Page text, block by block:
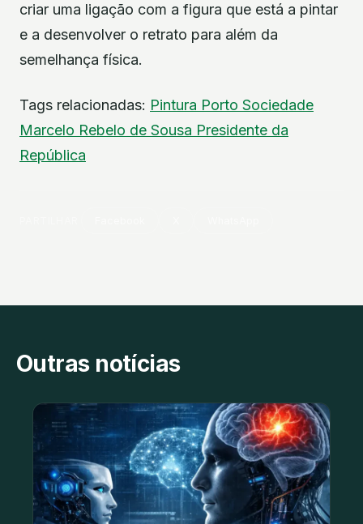
criar uma ligação com a figura que está a pintar
e a desenvolver o retrato para além da
semelhança física.
Tags relacionadas: Pintura Porto Sociedade
Marcelo Rebelo de Sousa Presidente da
República
Outras notícias